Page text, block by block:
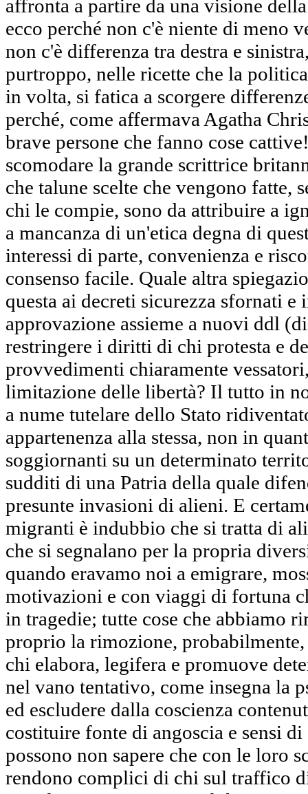
affronta a partire da una visione
ecco perché non c'è niente di meno
non c'è differenza tra destra e
purtroppo, nelle ricette che la
in volta, si fatica a scorgere
perché, come affermava Agatha
brave persone che fanno cose
scomodare la grande scrittrice
che talune scelte che vengono fatte,
chi le compie, sono da attribuire a
a mancanza di un'etica degna di
interessi di parte, convenienza e
consenso facile. Quale altra
questa ai decreti sicurezza sfornati
approvazione assieme a nuovi ddl
restringere i diritti di chi protesta e
provvedimenti chiaramente
limitazione delle libertà? Il tutto in
a nume tutelare dello Stato
appartenenza alla stessa, non in
soggiornanti su un determinato
sudditi di una Patria della quale
presunte invasioni di alieni. E
migranti è indubbio che si tratta di
che si segnalano per la propria
quando eravamo noi a emigrare,
motivazioni e con viaggi di fortuna
in tragedie; tutte cose che abbiamo
proprio la rimozione,
chi elabora, legifera e promuove
nel vano tentativo, come insegna la
ed escludere dalla coscienza
costituire fonte di angoscia e sensi
possono non sapere che con le loro
rendono complici di chi sul traffico